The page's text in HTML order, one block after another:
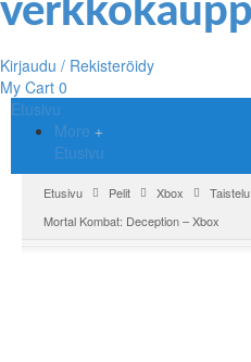
Kirjaudu / Rekisteröidy
My Cart 0
Etusivu
More
Etusivu
Etusivu Pelit Xbox
Taistelu
Mortal Kombat: Deception – Xbox